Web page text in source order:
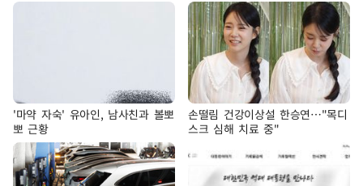
'마약 자숙' 유아인, 남사친과 볼뽀
뽀 근황
손떨림 건강이상설 한승연…"목디
스크 심해 치료 중"